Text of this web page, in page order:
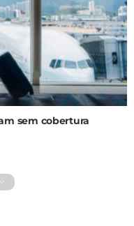
sem cobertura